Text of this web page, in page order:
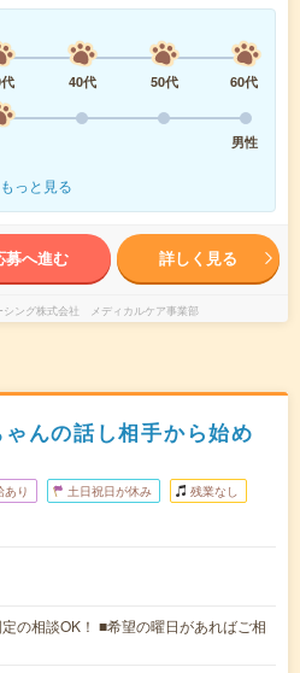
40代 50代
60代
男性
もっと見る
募へ進む 詳しく見る
シング株式会社 メディカルケア事業部
んの話し相手から始め
あり 土日祝日が休み 残業なし
の相談OK！ ■希望の曜日があればご相